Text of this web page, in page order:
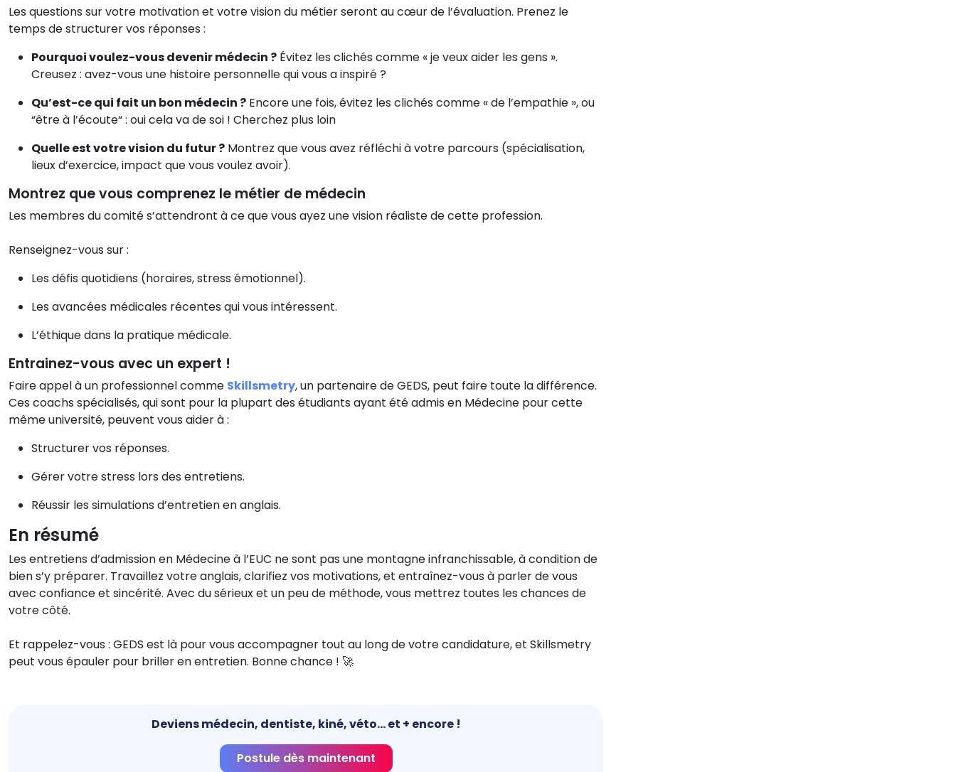
Les questions sur votre motivation et votre vision du métier seront au cœur de l’évaluation. Prenez le
temps de structurer vos réponses :
Pourquoi voulez-vous devenir médecin ? Évitez les clichés comme « je veux aider les gens ».
Creusez : avez-vous une histoire personnelle qui vous a inspiré ?
Qu’est-ce qui fait un bon médecin ? Encore une fois, évitez les clichés comme « de l’empathie », ou
“être à l’écoute“ : oui cela va de soi ! Cherchez plus loin
Quelle est votre vision du futur ? Montrez que vous avez réfléchi à votre parcours (spécialisation,
lieux d’exercice, impact que vous voulez avoir).
Montrez que vous comprenez le métier de médecin
Les membres du comité s’attendront à ce que vous ayez une vision réaliste de cette profession.
Renseignez-vous sur :
Les défis quotidiens (horaires, stress émotionnel).
Les avancées médicales récentes qui vous intéressent.
L’éthique dans la pratique médicale.
Entrainez-vous avec un expert !
Faire appel à un professionnel comme Skillsmetry, un partenaire de GEDS, peut faire toute la différence.
Ces coachs spécialisés, qui sont pour la plupart des étudiants ayant été admis en Médecine pour cette
même université, peuvent vous aider à :
Structurer vos réponses.
Gérer votre stress lors des entretiens.
Réussir les simulations d’entretien en anglais.
En résumé
Les entretiens d’admission en Médecine à l’EUC ne sont pas une montagne infranchissable, à condition de
bien s’y préparer. Travaillez votre anglais, clarifiez vos motivations, et entraînez-vous à parler de vous
avec confiance et sincérité. Avec du sérieux et un peu de méthode, vous mettrez toutes les chances de
votre côté.
Et rappelez-vous : GEDS est là pour vous accompagner tout au long de votre candidature, et Skillsmetry
peut vous épauler pour briller en entretien. Bonne chance ! 🚀
Deviens médecin, dentiste, kiné, véto... et + encore !
Postule dès maintenant